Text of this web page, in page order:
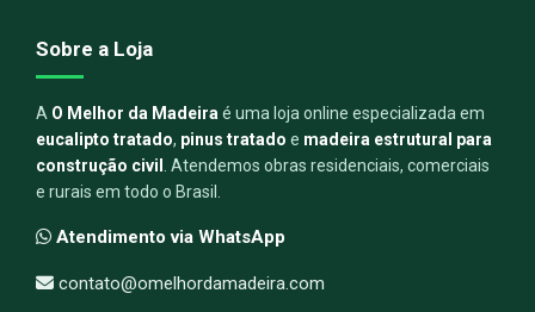
Sobre a Loja
A O Melhor da Madeira é uma loja online especializada em
eucalipto tratado, pinus tratado e madeira estrutural para
construção civil
. Atendemos obras residenciais, comerciais
e rurais em todo o Brasil.
Atendimento via WhatsApp
contato@omelhordamadeira.com